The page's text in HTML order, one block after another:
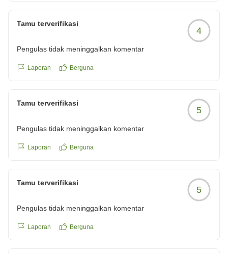
Tamu terverifikasi
4
Pengulas tidak meninggalkan komentar
Laporan Berguna
Tamu terverifikasi
5
Pengulas tidak meninggalkan komentar
Laporan Berguna
Tamu terverifikasi
5
Pengulas tidak meninggalkan komentar
Laporan Berguna